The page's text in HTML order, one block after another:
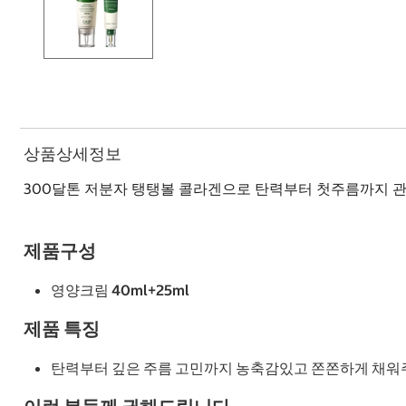
상품상세정보
300달톤 저분자 탱탱볼 콜라겐으로 탄력부터 첫주름까지
제품구성
영양크림 40ml+25ml
제품 특징
탄력부터 깊은 주름 고민까지 농축감있고 쫀쫀하게 채워